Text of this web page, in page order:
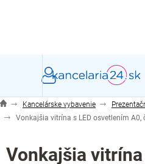
Kancelárske vybavenie
Vonkajšia vitrína s LED osvetlením A0,
Vonkajšia vitrína